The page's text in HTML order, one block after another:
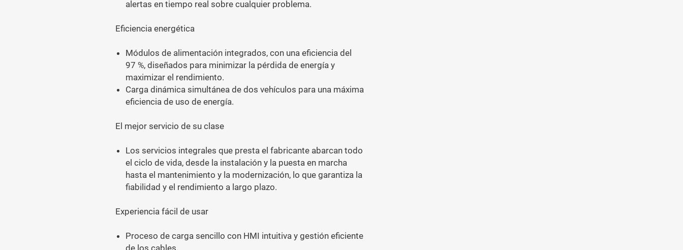
alertas en tiempo real sobre cualquier problema.
Eficiencia energética
Módulos de alimentación integrados, con una eficiencia del
97 %, diseñados para minimizar la pérdida de energía y
maximizar el rendimiento.
Carga dinámica simultánea de dos vehículos para una máxima
eficiencia de uso de energía.
El mejor servicio de su clase
Los servicios integrales que presta el fabricante abarcan todo
el ciclo de vida, desde la instalación y la puesta en marcha
hasta el mantenimiento y la modernización, lo que garantiza la
fiabilidad y el rendimiento a largo plazo.
Experiencia fácil de usar
Proceso de carga sencillo con HMI intuitiva y gestión eficiente
de los cables.